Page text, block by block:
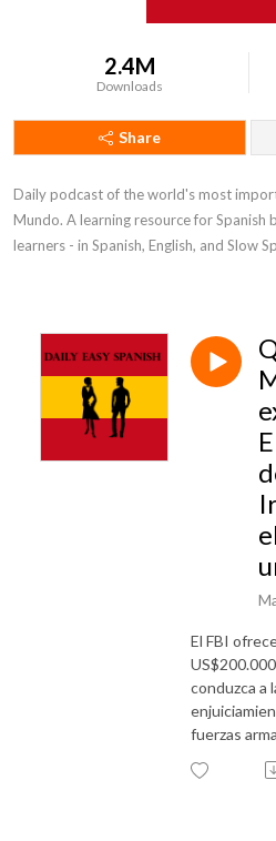
2.4M
Downloads
Share
Daily podcast of the world's most
Mundo. A learning resource for Spanish
learners - in Spanish, English, and Slow
El FBI
conduzca a
fuerzas